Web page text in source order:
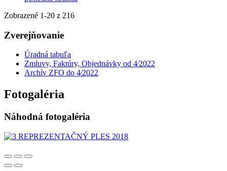
Zobrazené 1-20 z 216
Zverejňovanie
Úradná tabuľa
Zmluvy, Faktúry, Objednávky od 4⁄2022
Archív ZFO do 4⁄2022
Fotogaléria
Náhodná fotogaléria